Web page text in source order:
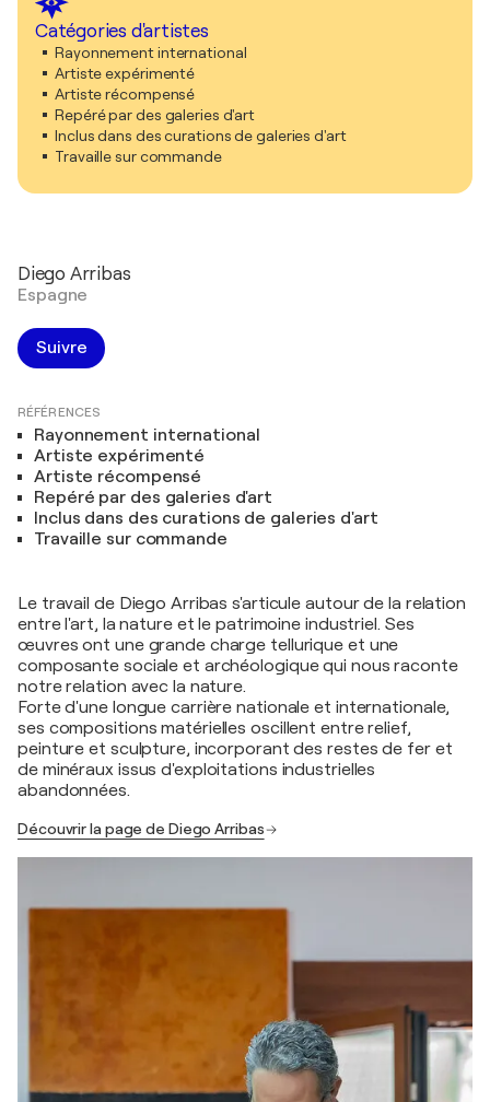
Catégories d'artistes
Rayonnement international
Artiste expérimenté
Artiste récompensé
Repéré par des galeries d'art
Inclus dans des curations de galeries d'art
Travaille sur commande
Diego Arribas
Espagne
Suivre
RÉFÉRENCES
Rayonnement international
Artiste expérimenté
Artiste récompensé
Repéré par des galeries d'art
Inclus dans des curations de galeries d'art
Travaille sur commande
Le travail de Diego Arribas s'articule autour de la relation
entre l'art, la nature et le patrimoine industriel. Ses
œuvres ont une grande charge tellurique et une
composante sociale et archéologique qui nous raconte
notre relation avec la nature.
Forte d'une longue carrière nationale et internationale,
ses compositions matérielles oscillent entre relief,
peinture et sculpture, incorporant des restes de fer et
de minéraux issus d'exploitations industrielles
abandonnées.
Découvrir la page de Diego Arribas